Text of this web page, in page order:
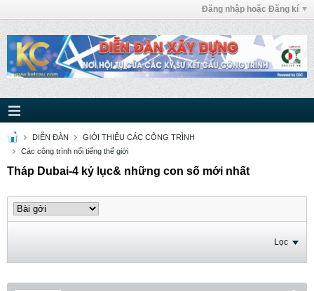
Đăng nhập hoặc Đăng kí
DIỄN ĐÀN
GIỚI THIỆU CÁC CÔNG TRÌNH
Các công trình nổi tiếng thế giới
Tháp Dubai-4 kỷ lục& những con số mới nhất
Lọc